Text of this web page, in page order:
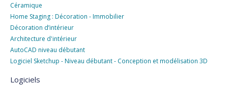
Céramique
Home Staging : Décoration - Immobilier
Décoration d’intérieur
Architecture d'intérieur
AutoCAD niveau débutant
Logiciel Sketchup - Niveau débutant - Conception et modélisation 3D
Logiciels